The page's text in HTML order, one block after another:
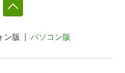
ン版 パソコン版